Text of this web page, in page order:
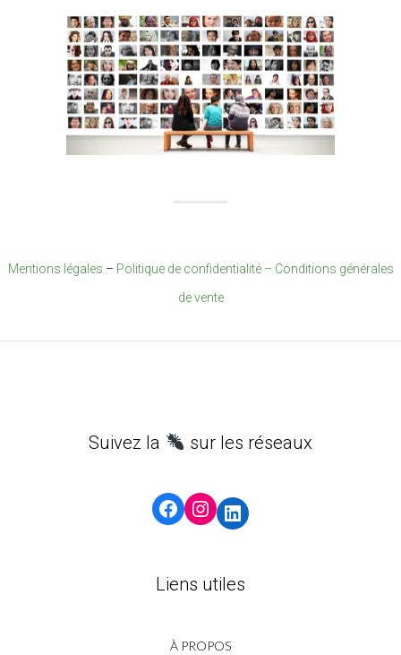
Mentions légales – Politique de confidentialité – Conditions générales
de vente
Suivez la sur les réseaux
Facebook
Instagram
LinkedIn
Liens utiles
À PROPOS